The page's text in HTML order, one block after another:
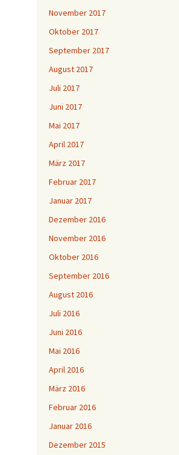
November 2017
Oktober 2017
September 2017
August 2017
Juli 2017
Juni 2017
Mai 2017
April 2017
März 2017
Februar 2017
Januar 2017
Dezember 2016
November 2016
Oktober 2016
September 2016
August 2016
Juli 2016
Juni 2016
Mai 2016
April 2016
März 2016
Februar 2016
Januar 2016
Dezember 2015